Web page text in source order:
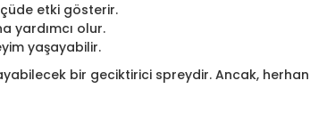
etki gösterir.
yardımcı olur.
yaşayabilir.
bir geciktirici spreydir. Ancak,